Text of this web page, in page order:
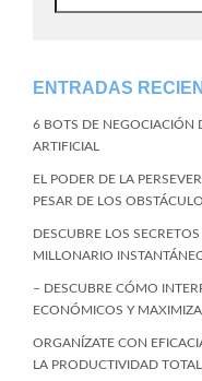
ENTRADAS
6 BOTS DE NEGOCIACIÓN
ARTIFICIAL
EL PODER DE LA
PESAR DE LOS
DESCUBRE LOS
MILLONARIO
– DESCUBRE CÓMO
ECONÓMICOS Y
ORGANÍZATE CON
LA PRODUCTIVIDAD TOTAL